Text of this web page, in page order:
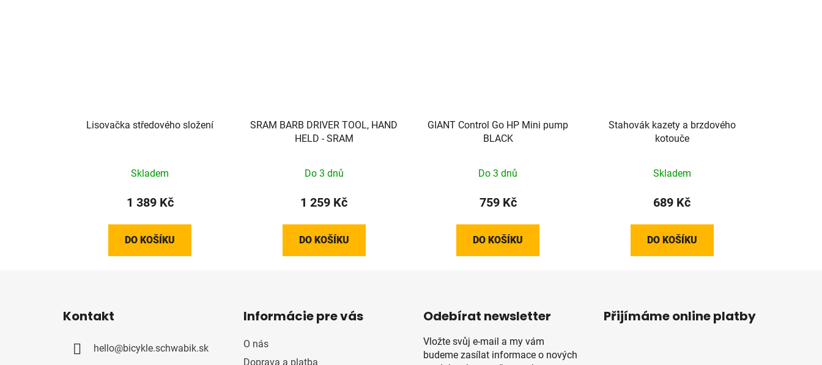
Lisovačka středového složení
Skladem
1 389 Kč
DO KOŠÍKU
SRAM BARB DRIVER TOOL, HAND
HELD - SRAM
Do 3 dnů
1 259 Kč
DO KOŠÍKU
GIANT Control Go HP Mini pump
BLACK
Do 3 dnů
759 Kč
DO KOŠÍKU
Stahovák kazety a brzdového
kotouče
Skladem
689 Kč
DO KOŠÍKU
Kontakt
hello@bicykle.schwabik.sk
Informácie pre vás
O nás
Doprava a platba
Odebírat newsletter
Vložte svůj e-mail a my vám
budeme zasílat informace o nových
Přijímáme online platby